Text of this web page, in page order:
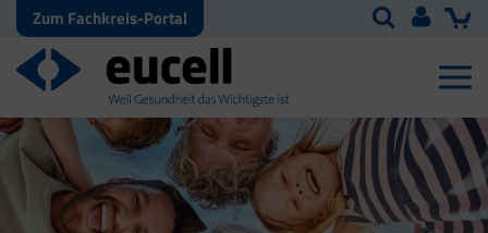
Zum Fachkreis-Portal